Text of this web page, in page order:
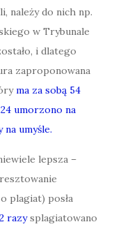
należy do nich np.
w Trybunale
i dlatego
zaproponowana
ma za sobą 54
umorzono na
umyśle.
lepsza –
plagiat) posła
razysplagiatowano